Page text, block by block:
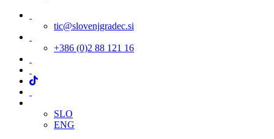
tic@slovenjgradec.si
+386 (0)2 88 121 16
SLO
ENG